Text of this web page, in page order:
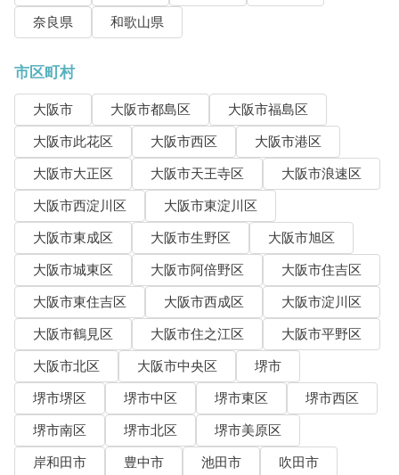
奈良県
和歌山県
市区町村
大阪市 大阪市都島区
大阪市福島区
大阪市此花区
大阪市西区
大阪市港区
大阪市大正区
大阪市天王寺区
大阪市浪速区
大阪市西淀川区
大阪市東淀川区
大阪市東成区
大阪市生野区
大阪市旭区
大阪市城東区
大阪市阿倍野区
大阪市住吉区
大阪市東住吉区
大阪市西成区
大阪市淀川区
大阪市鶴見区
大阪市住之江区
大阪市平野区
大阪市北区
大阪市中央区
堺市
堺市堺区
堺市中区 堺市東区
堺市西区
堺市南区
堺市北区
堺市美原区
岸和田市
豊中市 池田市
吹田市